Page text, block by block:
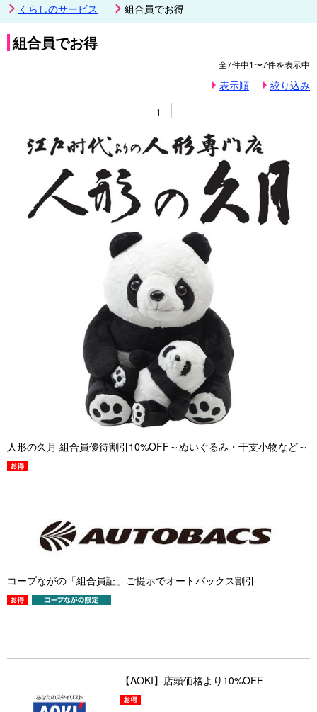
くらしのサービス 組合員でお得
組合員でお得
全7件中1〜7件を表示中
表示順
絞り込み
1
人形の久月 組合員優待割引10%OFF～ぬいぐるみ・干支小物など～
コープながの「組合員証」ご提示でオートバックス割引
【AOKI】店頭価格より10%OFF